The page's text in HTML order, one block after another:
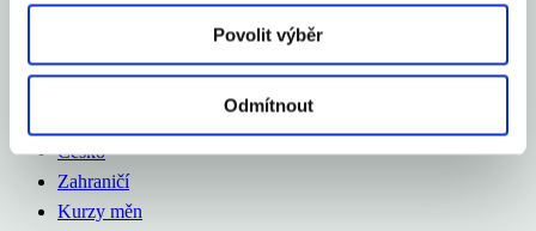
Povolit výběr
Odmítnout
Zahraničí
Audio/Video
Česko
Zahraničí
Kurzy měn